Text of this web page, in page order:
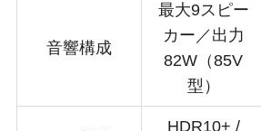
音響構成
最大9スピー
カー／出力
82W （85V
型）
HDR10+ /